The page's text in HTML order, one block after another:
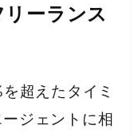
ーランス
超えたタイミ
ジェントに相